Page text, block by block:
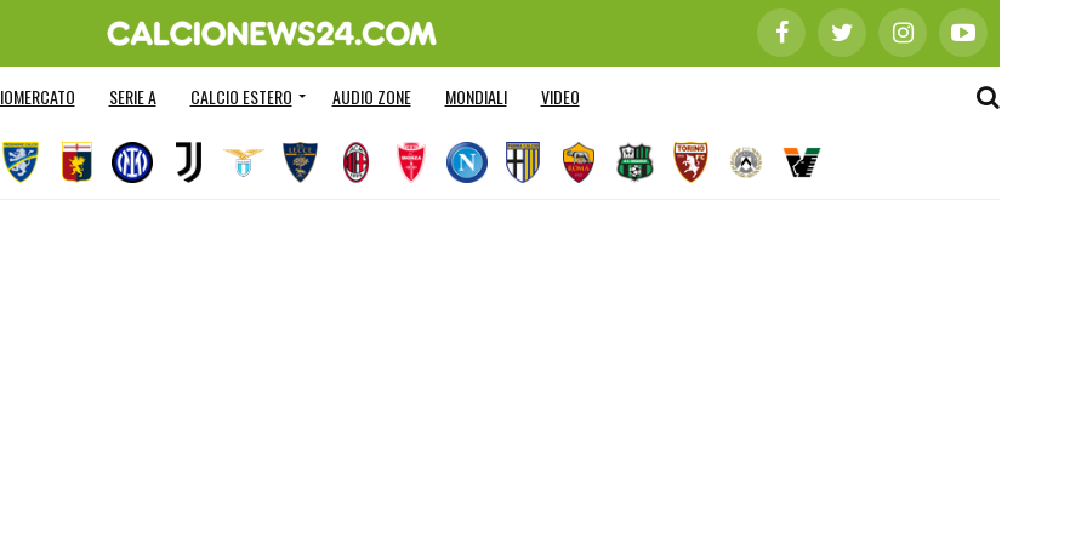
SERIE A CALCIO ESTERO AUDIO ZONE MONDIALI VIDEO